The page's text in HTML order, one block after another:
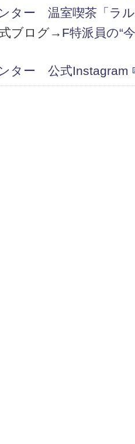
ター 温室喫茶「ラ
ブログ→ F特派員の“
ター 公式Instagram